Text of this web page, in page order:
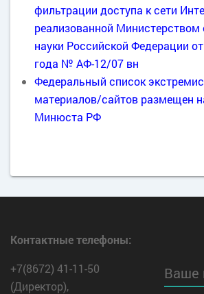
фильтрации доступа к сети
реализованной Министерством
науки Российской Федерации
года № АФ-12/07 вн
Федеральный список
материалов/сайтов размещен
Минюста РФ
Контактные телефоны:
+7(8672) 41-11-50
(Директор),
Ваше